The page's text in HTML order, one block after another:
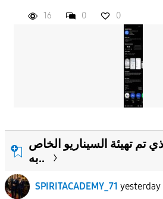
16 0 0
تم تهيئة السيناريو الخاص
به..
SPIRITACADEMY_71 yesterday